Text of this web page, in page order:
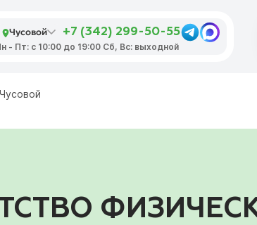
Чусовой +7 (342) 299-50-55
- Пт: с 10:00 до 19:00 Сб, Вс: выходной
Чусовой